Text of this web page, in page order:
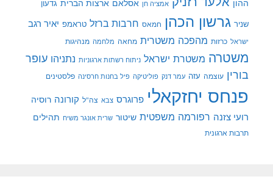
ההון
אמציה חן אסלאם ארצות הברית גדעון
שניר גרשון הכהן חמאס חרבות ברזל טראמפ יאיר רגב
ישראל כרזות מהפכה משטרית מחאה מלחמה מנהיגות
משטרה משטרת ישראל ניתוח רשתות ארגוניות נתניהו עופר
בורין עוצמה עזה עמר דנק פוליטיקה פיל בחנות חרסינה פלסטינים
פנחס יחזקאלי פרוגרס צבא צה"ל קורונה רוסיה
רועי צזנה רפורמה משפטית שיטור שרית אונגר משיח תהילים
תרבות ארגונית